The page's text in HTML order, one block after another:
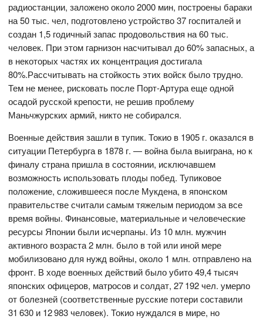
радиостанции, заложено около 2000 мин, построены бараки
на 50 тыс. чел, подготовлено устройство 37 госпиталей и
создан 1,5 годичный запас продовольствия на 60 тыс.
человек. При этом гарнизон насчитывал до 60% запасных, а
в некоторых частях их концентрация достигала
80%.Рассчитывать на стойкость этих войск было трудно.
Тем не менее, рисковать после Порт-Артура еще одной
осадой русской крепости, не решив проблему
Маньчжурских армий, никто не собирался.
Военные действия зашли в тупик. Токио в 1905 г. оказался в
ситуации Петербурга в 1878 г. — война была выиграна, но к
финалу страна пришла в состоянии, исключавшем
возможность использовать плоды побед. Тупиковое
положение, сложившееся после Мукдена, в японском
правительстве считали самым тяжелым периодом за все
время войны. Финансовые, материальные и человеческие
ресурсы Японии были исчерпаны. Из 10 млн. мужчин
активного возраста 2 млн. было в той или иной мере
мобилизовано для нужд войны, около 1 млн. отправлено на
фронт. В ходе военных действий было убито 49,4 тысяч
японских офицеров, матросов и солдат, 27 192 чел. умерло
от болезней (соответственные русские потери составили
31 630 и 12 983 человек). Токио нуждался в мире, но